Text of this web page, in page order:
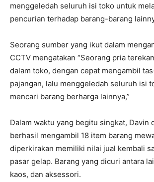
menggeledah seluruh isi toko untuk
pencurian terhadap barang-barang
Seorang sumber yang ikut dalam
CCTV mengatakan “Seorang pria
dalam toko, dengan cepat mengambil
pajangan, lalu menggeledah seluruh isi
mencari barang berharga lainnya,”
Dalam waktu yang begitu singkat, Davin
berhasil mengambil 18 item barang
diperkirakan memiliki nilai jual kembali
pasar gelap. Barang yang dicuri antara
kaos, dan aksessori.